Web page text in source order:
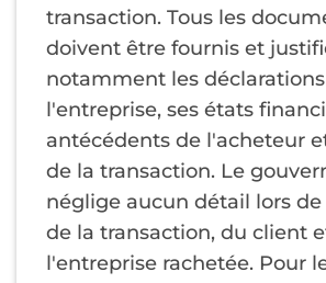
transaction. Tous les
doivent être fournis et
notamment les
l'entreprise, ses états
antécédents de l'acheteur
de la transaction. Le
néglige aucun détail lors
de la transaction, du client
l'entreprise rachetée. Pour